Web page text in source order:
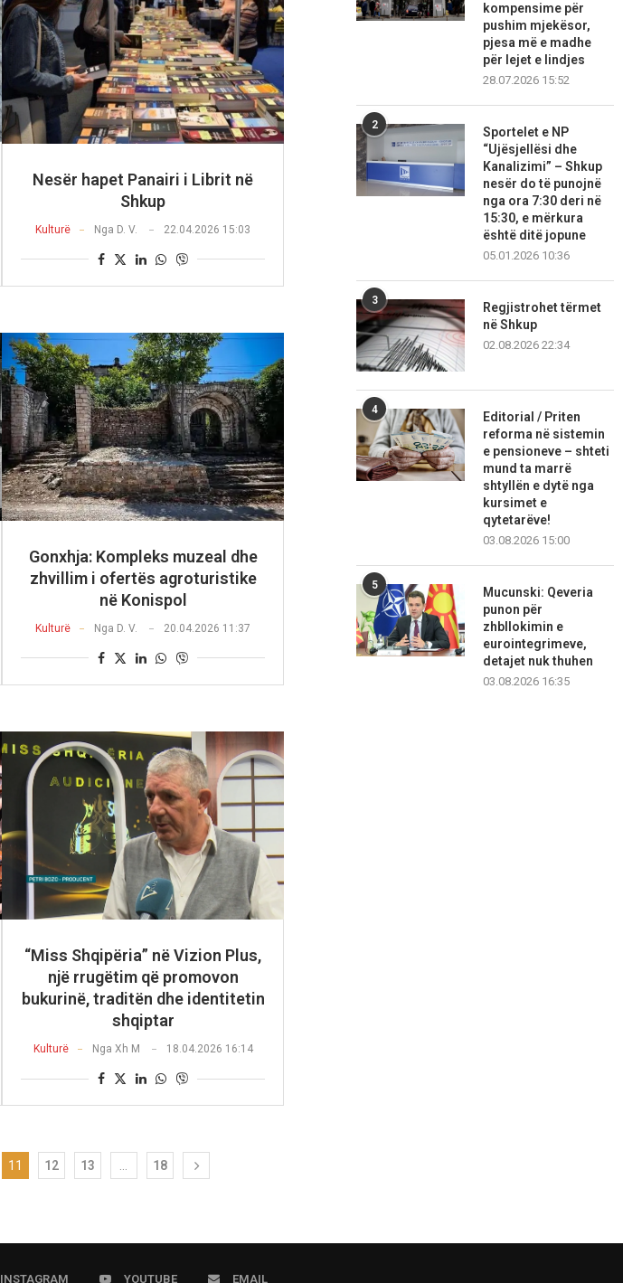
Nesër hapet Panairi i Librit në
Shkup
Kulturë Nga D. V. 22.04.2026 15:03
Gonxhja: Kompleks muzeal dhe
zhvillim i ofertës agroturistike
në Konispol
Kulturë Nga D. V. 20.04.2026 11:37
“Miss Shqipëria” në Vizion Plus,
një rrugëtim që promovon
bukurinë, traditën dhe identitetin
shqiptar
Kulturë Nga Xh M 18.04.2026 16:14
11 12 13 … 18
kompensime për
pushim mjekësor,
pjesa më e madhe
për lejet e lindjes
28.07.2026 15:52
2
Sportelet e NP
“Ujësjellësi dhe
Kanalizimi” – Shkup
nesër do të punojnë
nga ora 7:30 deri në
15:30, e mërkura
është ditë jopune
05.01.2026 10:36
3
Regjistrohet tërmet
në Shkup
02.08.2026 22:34
4
Editorial / Priten
reforma në sistemin
e pensioneve – shteti
mund ta marrë
shtyllën e dytë nga
kursimet e
qytetarëve!
03.08.2026 15:00
5
Mucunski: Qeveria
punon për
zhbllokimin e
eurointegrimeve,
detajet nuk thuhen
03.08.2026 16:35
INSTAGRAM YOUTUBE EMAIL